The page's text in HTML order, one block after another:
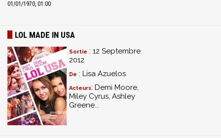
01/01/1970, 01:00
LOL MADE IN USA
Sortie : 12 Septembre
2012
De : Lisa Azuelos
Acteurs: Demi Moore,
Miley Cyrus, Ashley
Greene...